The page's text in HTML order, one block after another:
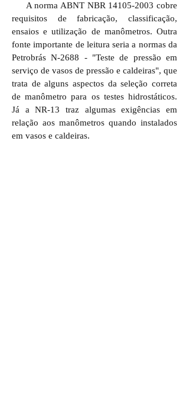
A norma ABNT NBR 14105-2003 cobre
requisitos de fabricação, classificação,
ensaios e utilização de manômetros. Outra
fonte importante de leitura seria a normas da
Petrobrás N-2688 - "Teste de pressão em
serviço de vasos de pressão e caldeiras", que
trata de alguns aspectos da seleção correta
de manômetro para os testes hidrostáticos.
Já a NR-13 traz algumas exigências em
relação aos manômetros quando instalados
em vasos e caldeiras.